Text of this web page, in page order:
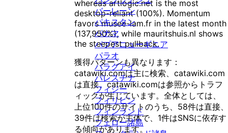
バーレーン
パキスタン
パナマ
パプアニューギニア
パラオ
パラグアイ
パレスチナ
フィジー
フィリピン
フィンランド
フェロー諸島
whereas artlogic.net is the most
desktop-reliant (100%). Momentum
favors musee-lam.fr in the latest month
(137,950%), while mauritshuis.nl shows
the steepest pullback.
獲得パターンも異なります：
catawiki.comは主に検索、catawiki.com
は直接、catawiki.comは参照からトラフ
ィックが生じています。全体としては、
上位100件のサイトのうち、58件は直接、
39件は検索が主体で、1件はSNSに依存す
る傾向があります。